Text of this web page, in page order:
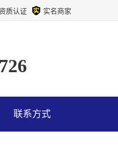
质认证 实名商家
联系方式